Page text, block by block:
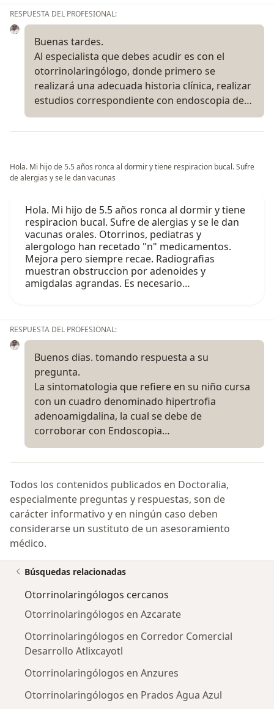
RESPUESTA DEL PROFESIONAL:
Buenas tardes.
Al especialista que debes acudir es con el
otorrinolaringólogo, donde primero se
realizará una adecuada historia clínica, realizar
estudios correspondiente con endoscopia de…
Hola. Mi hijo de 5.5 años ronca al dormir y tiene respiracion bucal. Sufre
de alergias y se le dan vacunas
Hola. Mi hijo de 5.5 años ronca al dormir y tiene
respiracion bucal. Sufre de alergias y se le dan
vacunas orales. Otorrinos, pediatras y
alergologo han recetado "n" medicamentos.
Mejora pero siempre recae. Radiografias
muestran obstruccion por adenoides y
amigdalas agrandas. Es necesario…
RESPUESTA DEL PROFESIONAL:
Buenos dias. tomando respuesta a su
pregunta.
La sintomatologia que refiere en su niño cursa
con un cuadro denominado hipertrofia
adenoamigdalina, la cual se debe de
corroborar con Endoscopia…
Todos los contenidos publicados en Doctoralia,
especialmente preguntas y respuestas, son de
carácter informativo y en ningún caso deben
considerarse un sustituto de un asesoramiento
médico.
Búsquedas relacionadas
Otorrinolaringólogos cercanos
Otorrinolaringólogos en Azcarate
Otorrinolaringólogos en Corredor Comercial
Desarrollo Atlixcayotl
Otorrinolaringólogos en Anzures
Otorrinolaringólogos en Prados Agua Azul